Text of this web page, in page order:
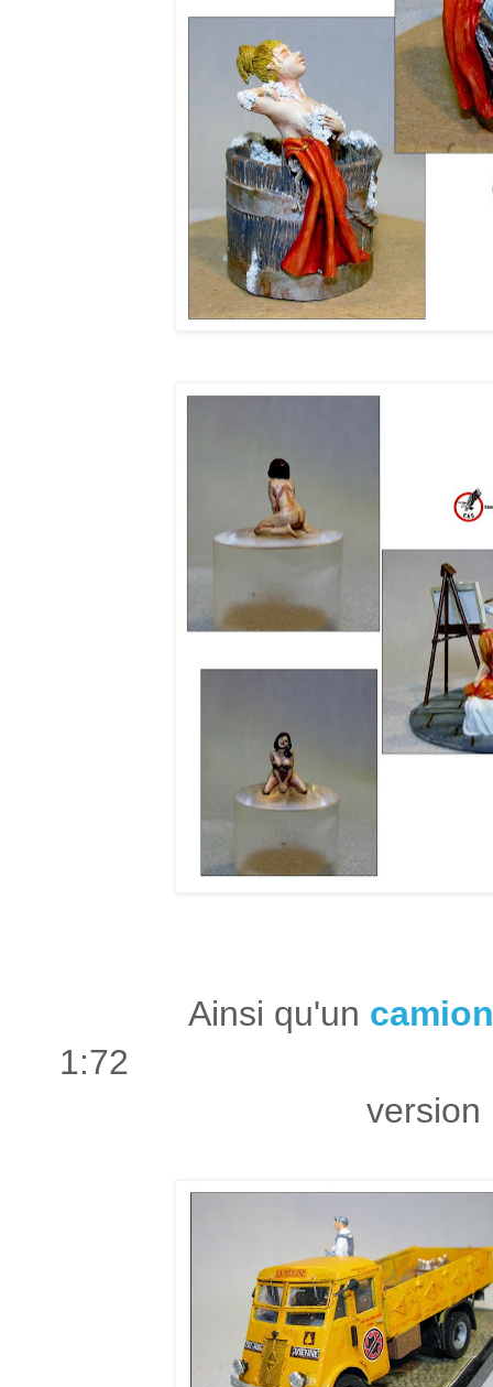
Ainsi qu'un
1:72
version bière